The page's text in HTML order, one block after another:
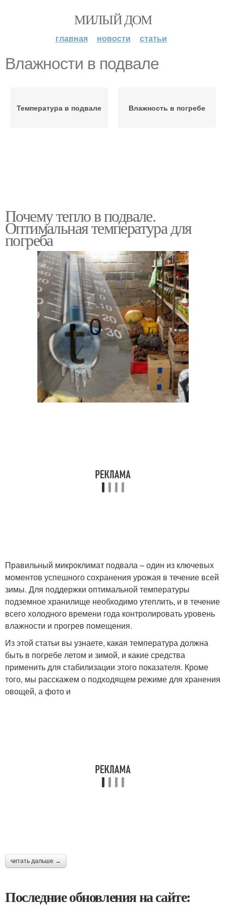
МИЛЫЙ ДОМ
главная новости статьи
Влажности в подвале
Температура в подвале Влажность в погребе
Почему тепло в подвале.
Оптимальная температура для
погреба
Правильный микроклимат подвала – один из ключевых
моментов успешного сохранения урожая в течение всей
зимы. Для поддержки оптимальной температуры
подземное хранилище необходимо утеплить, и в течение
всего холодного времени года контролировать уровень
влажности и прогрев помещения.
Из этой статьи вы узнаете, какая температура должна
быть в погребе летом и зимой, и какие средства
применить для стабилизации этого показателя. Кроме
того, мы расскажем о подходящем режиме для хранения
овощей, а фото и
читать дальше →
Последние обновления на сайте: